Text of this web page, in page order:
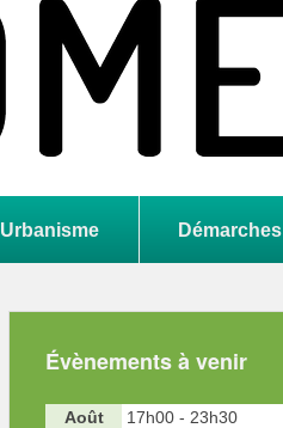
Urbanisme Démarches
Évènements à venir
Août
17h00 - 23h30